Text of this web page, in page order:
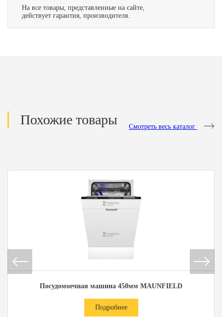
На все товары, представленные на сайте,
действует гарантия, производителя.
Похожие товары Смотреть весь каталог
Посудомоечная машина 450мм MAUNFIELD
Подробнее